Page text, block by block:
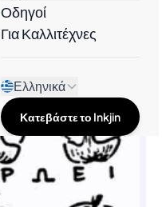
Οδηγοί
Για Καλλιτέχνες
Ελληνικά
Κατεβάστε το Inkjin